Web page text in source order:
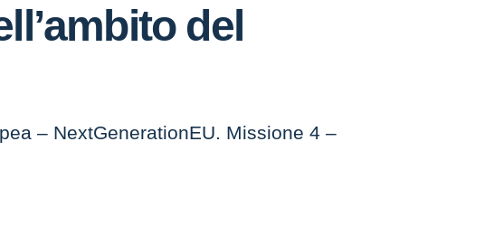
del
– NextGenerationEU. Missione 4 –